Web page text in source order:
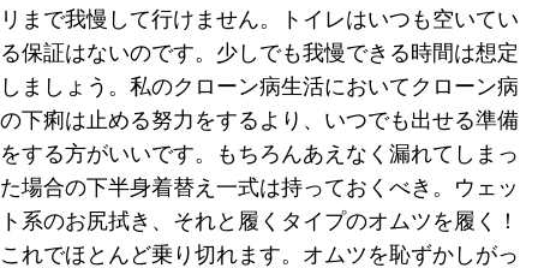
リまで我慢して行けません。トイレはいつも空いてい
る保証はないのです。少しでも我慢できる時間は想定
しましょう。私のクローン病生活においてクローン病
の下痢は止める努力をするより、いつでも出せる準備
をする方がいいです。もちろんあえなく漏れてしまっ
た場合の下半身着替え一式は持っておくべき。ウェッ
ト系のお尻拭き、それと履くタイプのオムツを履く！
これでほとんど乗り切れます。オムツを恥ずかしがっ